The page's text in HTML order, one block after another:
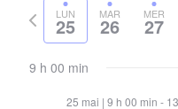
date
Semaine
précédente
LUN
25 MAR
26 MER
27
9 h 00 min
25 mai | 9 h 00 min -